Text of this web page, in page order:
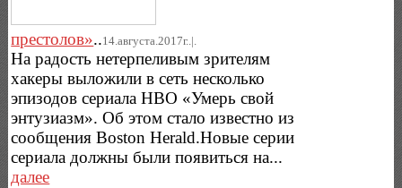
престолов»..14.августа.2017г..|.
На радость нетерпеливым зрителям
хакеры выложили в сеть несколько
эпизодов сериала HBO «Умерь свой
энтузиазм». Об этом стало известно из
сообщения Boston Herald.Новые серии
сериала должны были появиться на...
далее